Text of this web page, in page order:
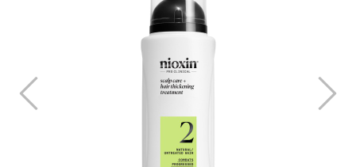
Nioxin System 2 Shampoo For Thinning Hair 300 Ml - Schampo